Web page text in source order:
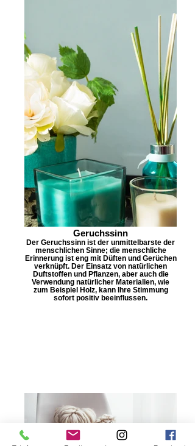
Geruchssinn
Der Geruchssinn ist der unmittelbarste der
menschlichen Sinne; die menschliche
Erinnerung ist eng mit Düften und Gerüchen
verknüpft. Der Einsatz von natürlichen
Duftstoffen und Pflanzen, aber auch die
Verwendung natürlicher Materialien, wie
zum Beispiel Holz, kann Ihre Stimmung
sofort positiv beeinflussen.